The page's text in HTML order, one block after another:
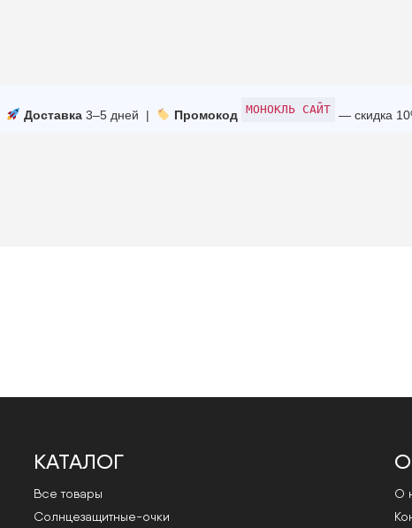
Доставка3–5 дней | Промокод МОНОКЛЬ САЙТ — скидка
КАТАЛОГ
Все товары
Cолнцезащитные-очки
О